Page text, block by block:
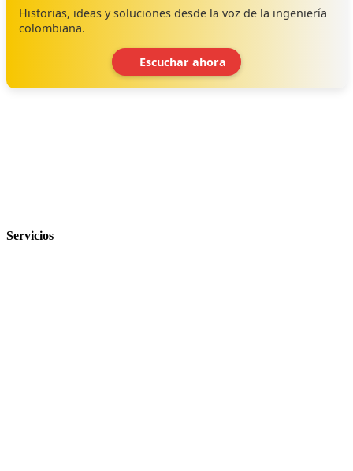
Historias, ideas y soluciones desde la voz de la ingeniería
colombiana.
Escuchar ahora
Servicios